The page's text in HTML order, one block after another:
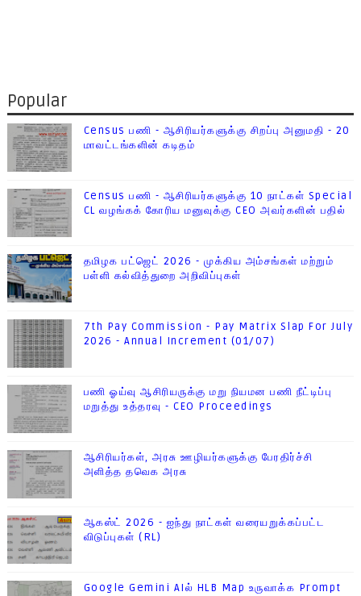
Popular
Census பணி - ஆசிரியர்களுக்கு சிறப்பு அனுமதி - 20
மாவட்டங்களின் கடிதம்
Census பணி - ஆசிரியர்களுக்கு 10 நாட்கள் Special
CL வழங்கக் கோரிய மனுவுக்கு CEO அவர்களின் பதில்
தமிழக பட்ஜெட் 2026 - முக்கிய அம்சங்கள் மற்றும்
பள்ளி கல்வித்துறை அறிவிப்புகள்
7th Pay Commission - Pay Matrix Slap For July
2026 - Annual Increment (01/07)
பணி ஓய்வு ஆசிரியருக்கு மறு நியமன பணி நீட்டிப்பு
மறுத்து உத்தரவு - CEO Proceedings
ஆசிரியர்கள், அரசு ஊழியர்களுக்கு பேரதிர்ச்சி
அளித்த தவெக அரசு
ஆகஸ்ட் 2026 - ஐந்து நாட்கள் வரையறுக்கப்பட்ட
விடுப்புகள் (RL)
Google Gemini AIல் HLB Map உருவாக்க Prompt